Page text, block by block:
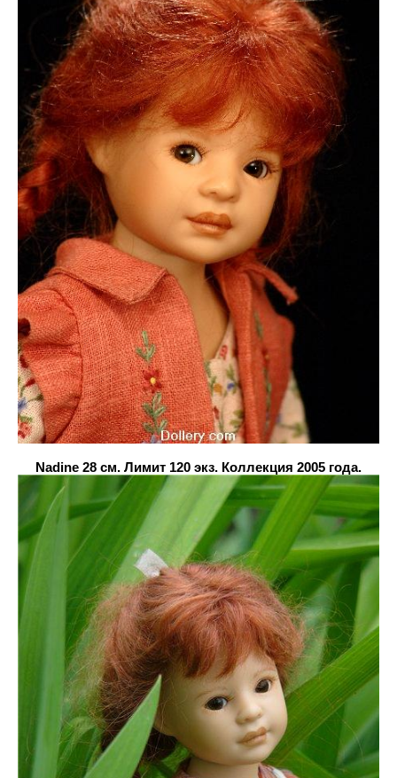
Nadine 28 см. Лимит 120 экз. Коллекция 2005 года.